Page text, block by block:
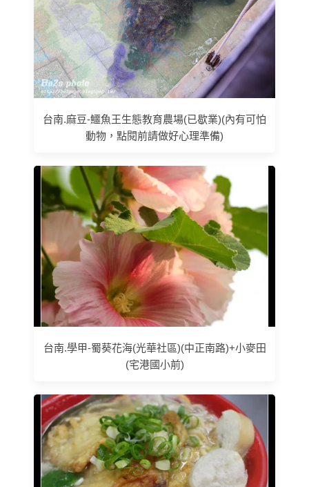
台南.麻豆-鱷魚王生態教育農場(已歇業)(內有可怕
動物，點閱前請做好心理準備)
台南.學甲-蜀葵花海(光華社區)(中正南路)+小麥田
(宅港國小前)